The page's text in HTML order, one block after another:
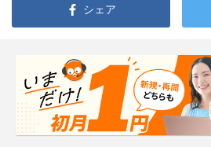
シェア